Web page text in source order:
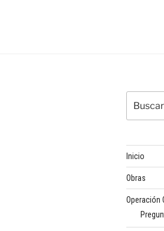
por:
Inicio
Obras
Operación